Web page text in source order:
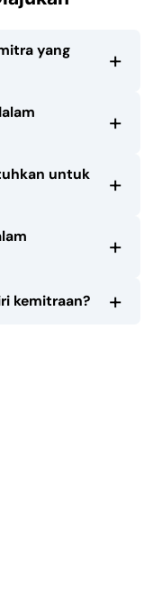
yang
+
+
untuk
+
+
kemitraan? +